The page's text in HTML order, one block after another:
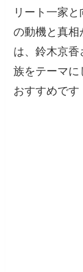
リート一家
の動機と真
は、鈴木京
族をテーマ
おすすめです